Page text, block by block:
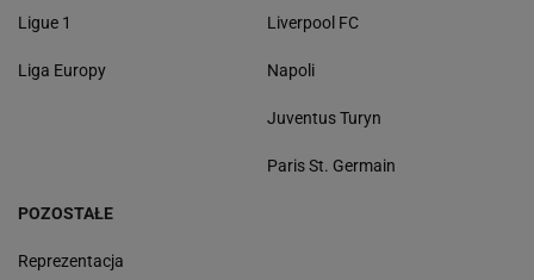
Ligue 1
Liga Europy
Liverpool FC
Napoli
Juventus Turyn
Paris St. Germain
POZOSTAŁE
Reprezentacja